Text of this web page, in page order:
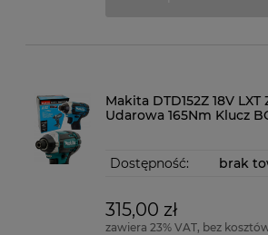
Makita DTD152Z 18V
Udarowa 165Nm Klucz
Dostępność: brak
315,00 zł
zawiera 23% VAT, bez